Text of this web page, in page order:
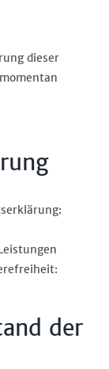
dieser
der